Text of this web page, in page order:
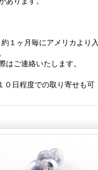
１ヶ月毎にアメリカより入
ご連絡いたします。
０日程度での取り寄せも可